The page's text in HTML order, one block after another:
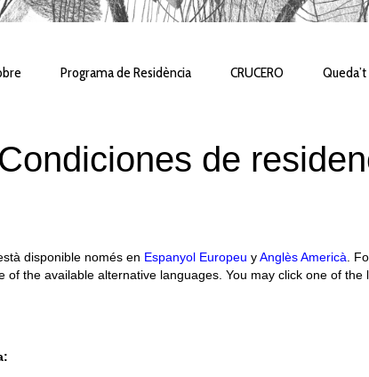
Programa de Residència CRUCERO
de
disponible només en Espanyol Europeu yAnglès Americà.
of the available alternative languages. You may click one of